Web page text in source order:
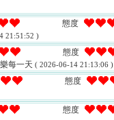
態度
21:51:52 )
態度
每一天 ( 2026-06-14 21:13:06 )
態度
態度